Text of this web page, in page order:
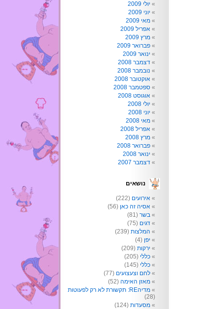
יולי 2009
יוני 2009
מאי 2009
אפריל 2009
מרץ 2009
פברואר 2009
ינואר 2009
דצמבר 2008
נובמבר 2008
אוקטובר 2008
ספטמבר 2008
אוגוסט 2008
יולי 2008
יוני 2008
מאי 2008
אפריל 2008
מרץ 2008
פברואר 2008
ינואר 2008
דצמבר 2007
נושאים
אירועים (222)
אסיה זה כאן (56)
בשר (81)
דגים (75)
המלצות (239)
יפן (4)
ירקות (209)
כללי (205)
כללי (145)
לחם וצעצועים (77)
מאזן האימה (52)
מדיהRE: תקשורת לא רק לפעוטות
(28)
מסעדות (124)